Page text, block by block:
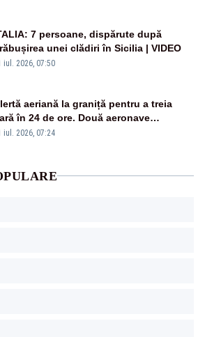
7 persoane, dispărute după
unei clădiri în Sicilia | VIDEO
iul. 2026, 07:50
aeriană la graniță pentru a treia
în 24 de ore. Două aeronave
britanice au fost ridicate de la
iul. 2026, 07:24